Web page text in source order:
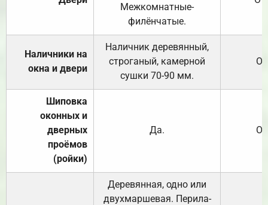
Межкомнатные-
филёнчатые.
Наличники на
окна и двери
Наличник деревянный,
строганый, камерной
сушки 70-90 мм.
Шиповка
оконных и
дверных
проёмов
(ройки)
Да.
Деревянная, одно или
двухмаршевая. Перила-